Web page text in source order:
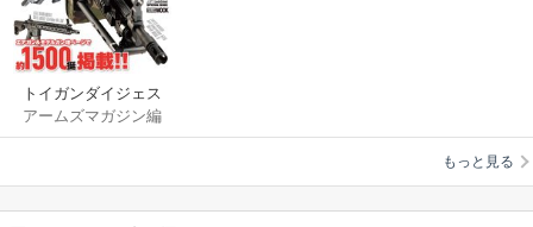
トイガンダイジェス
ト2020
アームズマガジン編
集部
もっと見る